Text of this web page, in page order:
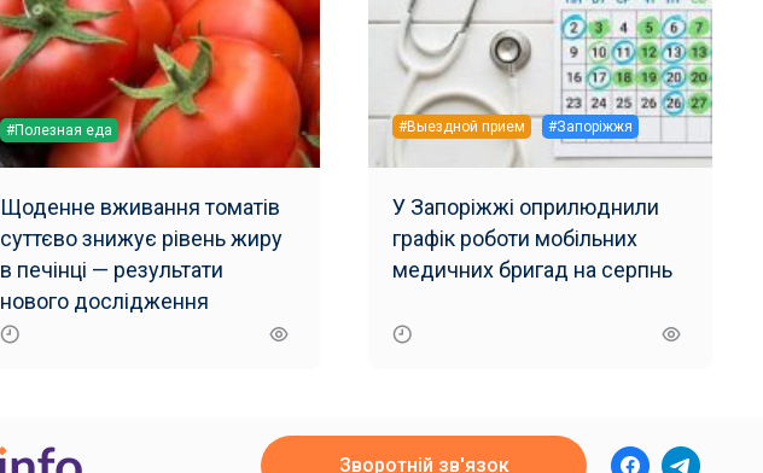
#Полезная еда
Щоденне вживання томатів
суттєво знижує рівень жиру
в печінці — результати
нового дослідження
#Выездной прием #Запоріжжя
У Запоріжжі оприлюднили
графік роботи мобільних
медичних бригад на серпнь
Зворотній зв'язок